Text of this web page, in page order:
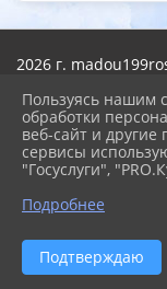
2026 г.
Карта сайта
Политика
Сделано на
Разработка и
Пользуясь нашим
обработки
веб-сайт и
сервисы
"Госуслуги",
Подробнее
Подтверждаю